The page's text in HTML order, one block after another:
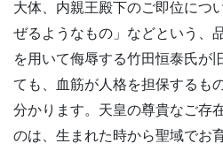
大体、内親王殿下のご即位につ
ぜるようなもの」などという、
を用いて侮辱する竹田恒泰氏が
ても、血筋が人格を担保するも
分かります。天皇の尊貴なご存
のは、生まれた時から聖域でお